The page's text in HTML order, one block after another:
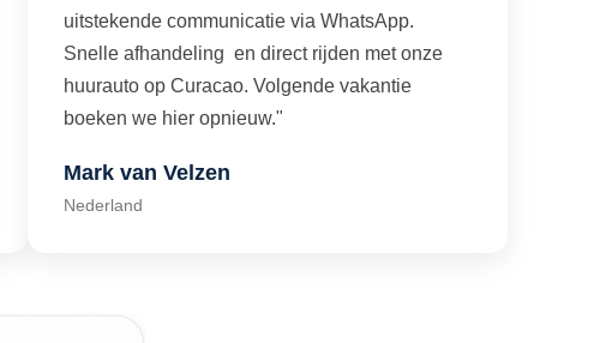
uitstekende communicatie via WhatsApp.
Snelle afhandeling en direct rijden met onze
huurauto op Curacao. Volgende vakantie
boeken we hier opnieuw."
Mark van Velzen
Nederland